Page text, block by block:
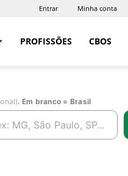
Entrar Minha conta
PROFISSÕES CBOS
. Em branco = Brasil